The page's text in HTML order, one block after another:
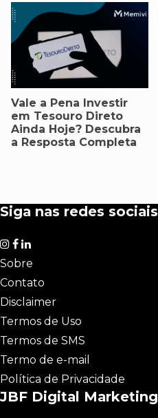
Vale a Pena Investir
em Tesouro Direto
Ainda Hoje? Descubra
a Resposta Completa
Siga nas redes sociais
Sobre
Contato
Disclaimer
Termos de Uso
Termos de SMS
Termo de e-mail
Política de Privacidade
JBF Digital Marketing